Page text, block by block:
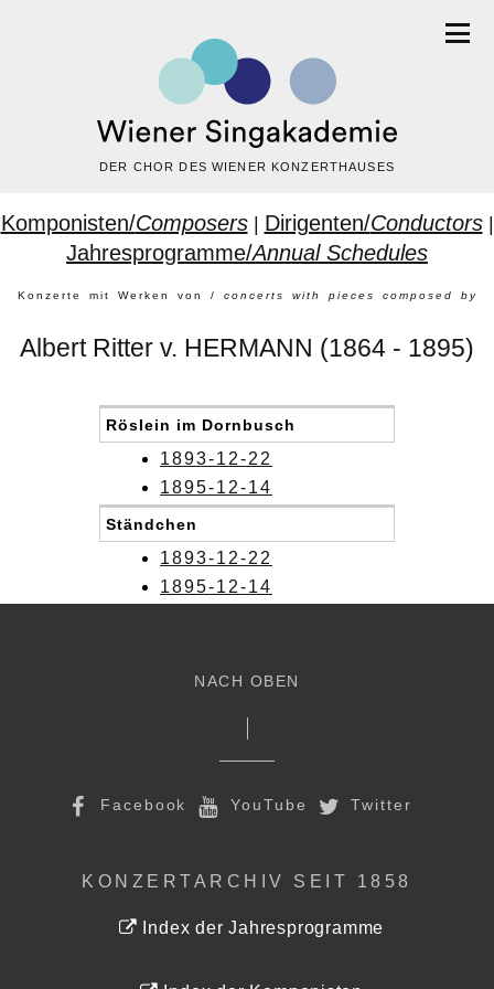
DER CHOR DES WIENER KONZERTHAUSES
Komponisten/Composers| Dirigenten/Conductors|
Jahresprogramme/Annual Schedules
Konzerte mit Werken von / concerts with pieces composed by
Albert Ritter v. HERMANN (1864 - 1895)
Röslein im Dornbusch
1893-12-22
1895-12-14
Ständchen
1893-12-22
1895-12-14
NACH OBEN
Facebook YouTube Twitter
KONZERTARCHIV SEIT 1858
Index der Jahresprogramme